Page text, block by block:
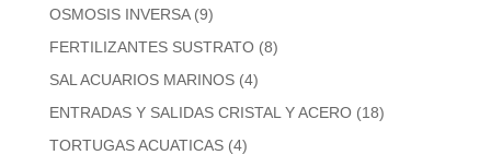
OSMOSIS INVERSA (9)
FERTILIZANTES SUSTRATO (8)
SAL ACUARIOS MARINOS (4)
ENTRADAS Y SALIDAS CRISTAL Y ACERO (18)
TORTUGAS ACUATICAS (4)